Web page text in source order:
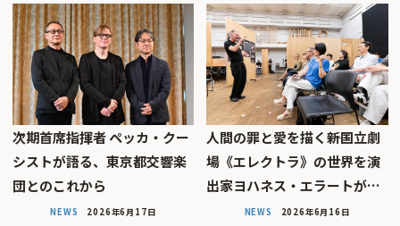
次期首席指揮者 ペッカ・クー
シストが語る、東京都交響楽
団とのこれから
NEWS 2026年6月17日
人間の罪と愛を描く――新国立劇
場《エレクトラ》の世界を演
出家ヨハネス・エラートが…
NEWS 2026年6月16日